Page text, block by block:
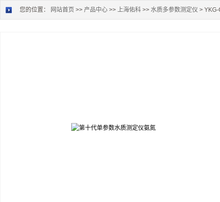
您的位置： 网站首页 >> 产品中心 >> 上海佑科 >> 水质多参数测定仪 >